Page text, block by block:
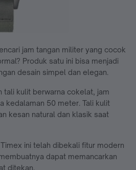
jam tangan militer yang cocok
Produk satu ini bisa menjadi
desain simpel dan elegan.
tali kulit berwarna cokelat, jam
kedalaman 50 meter. Tali kulit
kesan natural dan klasik saat
ini telah dibekali fitur modern
dapat memancarkan
ditekan.